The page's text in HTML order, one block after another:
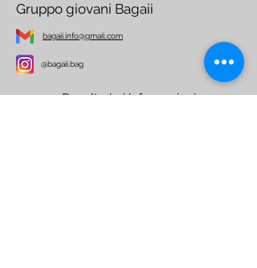
Gruppo giovani Bagaii
bagaii.info@gmail.com
@bagaii.bag
Per ulteriori informazioni